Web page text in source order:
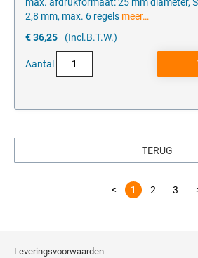
max. afdrukformaat: 25 mm diameter,
2,8 mm, max. 6 regels meer…
€ 36,25
(Incl.B.T.W.)
Aantal
TERUG
< 1 2 3
Leveringsvoorwaarden